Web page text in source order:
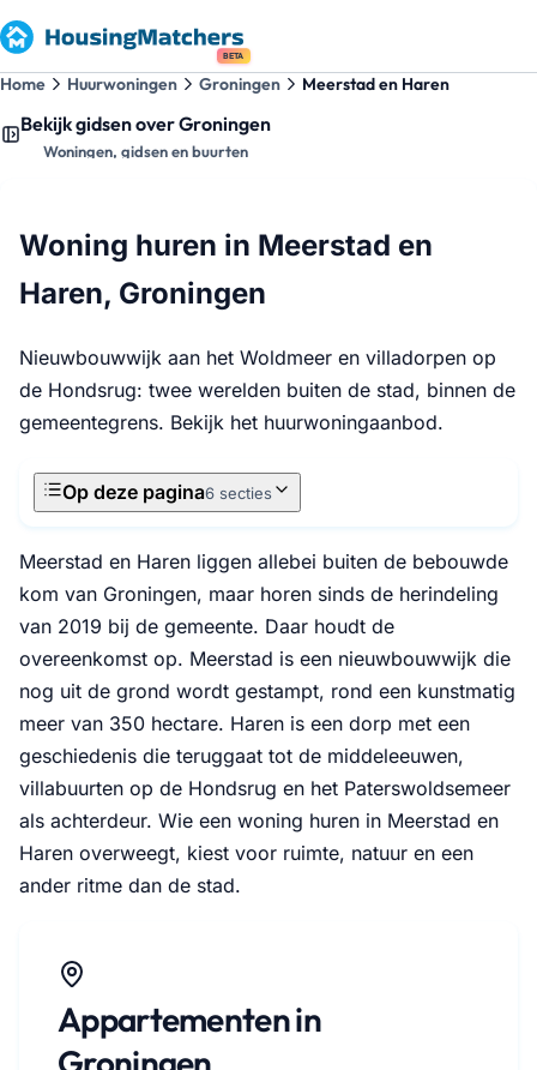
BETA
Home Huurwoningen Groningen Meerstad en Haren
Bekijk gidsen over Groningen
Woningen, gidsen en buurten
Woning huren in Meerstad en
Haren, Groningen
Nieuwbouwwijk aan het Woldmeer en villadorpen op
de Hondsrug: twee werelden buiten de stad, binnen de
gemeentegrens. Bekijk het huurwoningaanbod.
Op deze pagina6 secties
Meerstad en Haren liggen allebei buiten de bebouwde
kom van Groningen, maar horen sinds de herindeling
van 2019 bij de gemeente. Daar houdt de
overeenkomst op. Meerstad is een nieuwbouwwijk die
nog uit de grond wordt gestampt, rond een kunstmatig
meer van 350 hectare. Haren is een dorp met een
geschiedenis die teruggaat tot de middeleeuwen,
villabuurten op de Hondsrug en het Paterswoldsemeer
als achterdeur. Wie een woning huren in Meerstad en
Haren overweegt, kiest voor ruimte, natuur en een
ander ritme dan de stad.
Appartementen in